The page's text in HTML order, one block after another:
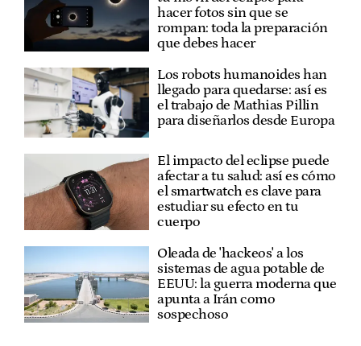
hacer fotos sin que se
rompan: toda la preparación
que debes hacer
Los robots humanoides han
llegado para quedarse: así es
el trabajo de Mathias Pillin
para diseñarlos desde Europa
El impacto del eclipse puede
afectar a tu salud: así es cómo
el smartwatch es clave para
estudiar su efecto en tu
cuerpo
Oleada de 'hackeos' a los
sistemas de agua potable de
EEUU: la guerra moderna que
apunta a Irán como
sospechoso